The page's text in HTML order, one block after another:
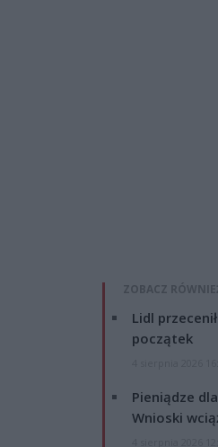
ZOBACZ
Lidl
początek
Pieniądze
Wnioski